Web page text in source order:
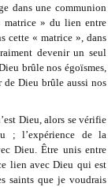
dans une communion
matrice » du lien entre
cette « matrice », dans
devenir un seul
brûle nos égoïsmes,
de Dieu brûle aussi nos
Dieu, alors se vérifie
; l’expérience de la
Dieu. Être unis entre
lien avec Dieu qui est
saints que je voudrais